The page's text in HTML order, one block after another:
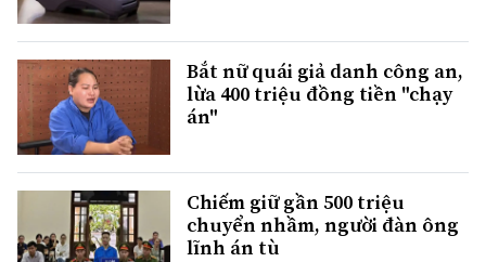
Bắt nữ quái giả danh công an,
lừa 400 triệu đồng tiền "chạy
án"
Chiếm giữ gần 500 triệu
chuyển nhầm, người đàn ông
lĩnh án tù